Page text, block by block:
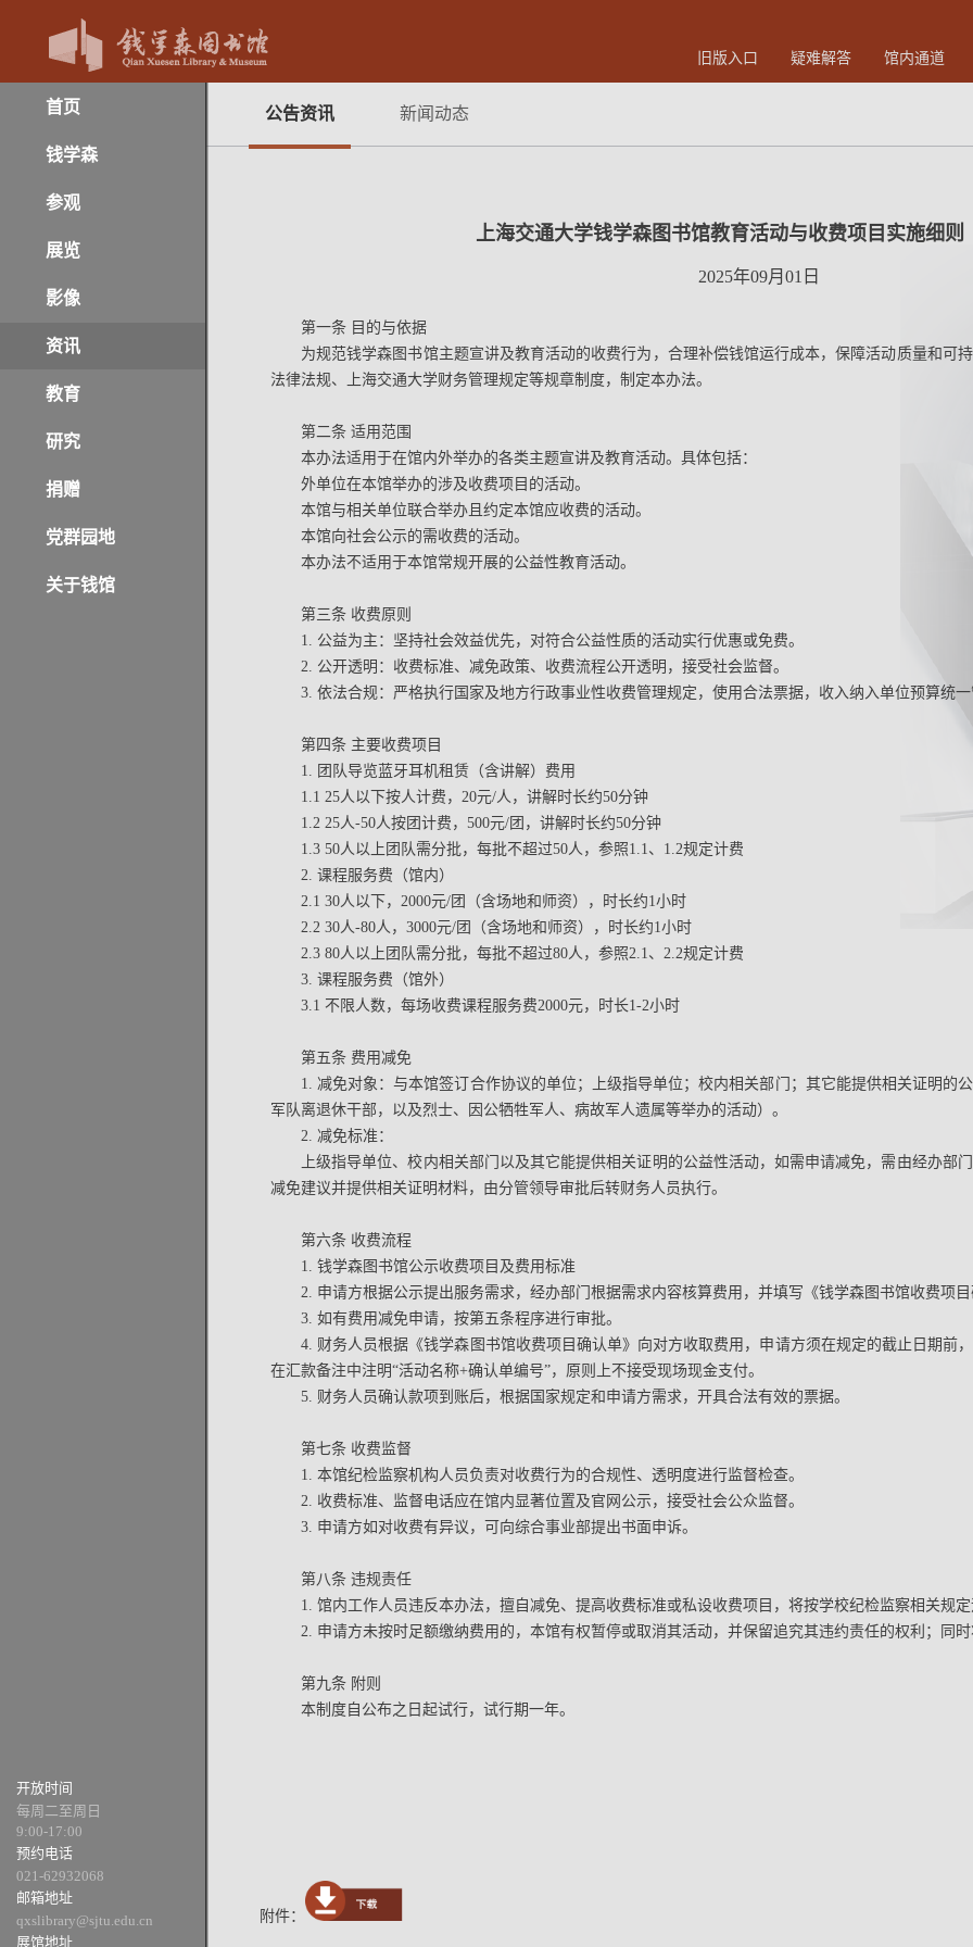
旧版入口 疑难解答 馆内通道
首页
钱学森
参观
展览
影像
资讯
教育
研究
捐赠
党群园地
关于钱馆
开放时间
每周二至周日
9:00-17:00
预约电话
021-62932068
邮箱地址
qxslibrary@sjtu.edu.cn
展馆地址
公告资讯 新闻动态
上海交通大学钱学森图书馆教育活动与收费项目实施细则
2025年09月01日
第一条 目的与依据
为规范钱学森图书馆主题宣讲及教育活动的收费行为，合理补偿钱馆运行成本，保障活动质量和可
法律法规、上海交通大学财务管理规定等规章制度，制定本办法。
第二条 适用范围
本办法适用于在馆内外举办的各类主题宣讲及教育活动。具体包括：
外单位在本馆举办的涉及收费项目的活动。
本馆与相关单位联合举办且约定本馆应收费的活动。
本馆向社会公示的需收费的活动。
本办法不适用于本馆常规开展的公益性教育活动。
第三条 收费原则
1. 公益为主：坚持社会效益优先，对符合公益性质的活动实行优惠或免费。
2. 公开透明：收费标准、减免政策、收费流程公开透明，接受社会监督。
3. 依法合规：严格执行国家及地方行政事业性收费管理规定，使用合法票据，收入纳入单位预算统
第四条 主要收费项目
1. 团队导览蓝牙耳机租赁（含讲解）费用
1.1 25人以下按人计费，20元/人，讲解时长约50分钟
1.2 25人-50人按团计费，500元/团，讲解时长约50分钟
1.3 50人以上团队需分批，每批不超过50人，参照1.1、1.2规定计费
2. 课程服务费（馆内）
2.1 30人以下，2000元/团（含场地和师资），时长约1小时
2.2 30人-80人，3000元/团（含场地和师资），时长约1小时
2.3 80人以上团队需分批，每批不超过80人，参照2.1、2.2规定计费
3. 课程服务费（馆外）
3.1 不限人数，每场收费课程服务费2000元，时长1-2小时
第五条 费用减免
1. 减免对象：与本馆签订合作协议的单位；上级指导单位；校内相关部门；其它能提供相关证明的
军队离退休干部，以及烈士、因公牺牲军人、病故军人遗属等举办的活动）。
2. 减免标准：
上级指导单位、校内相关部门以及其它能提供相关证明的公益性活动，如需申请减免，需由经办部
减免建议并提供相关证明材料，由分管领导审批后转财务人员执行。
第六条 收费流程
1. 钱学森图书馆公示收费项目及费用标准
2. 申请方根据公示提出服务需求，经办部门根据需求内容核算费用，并填写《钱学森图书馆收费项
3. 如有费用减免申请，按第五条程序进行审批。
4. 财务人员根据《钱学森图书馆收费项目确认单》向对方收取费用，申请方须在规定的截止日期前
在汇款备注中注明“活动名称+确认单编号”，原则上不接受现场现金支付。
5. 财务人员确认款项到账后，根据国家规定和申请方需求，开具合法有效的票据。
第七条 收费监督
1. 本馆纪检监察机构人员负责对收费行为的合规性、透明度进行监督检查。
2. 收费标准、监督电话应在馆内显著位置及官网公示，接受社会公众监督。
3. 申请方如对收费有异议，可向综合事业部提出书面申诉。
第八条 违规责任
1. 馆内工作人员违反本办法，擅自减免、提高收费标准或私设收费项目，将按学校纪检监察相关规
2. 申请方未按时足额缴纳费用的，本馆有权暂停或取消其活动，并保留追究其违约责任的权利；同
第九条 附则
本制度自公布之日起试行，试行期一年。
附件：